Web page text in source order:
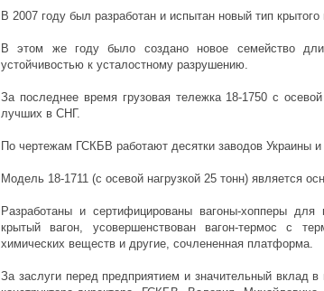
В 2007 году был разработан и испытан новый тип крытого
В этом же году было создано новое семейство
устойчивостью к усталостному разрушению.
За последнее время грузовая тележка 18-1750 с
лучших в СНГ.
По чертежам ГСКБВ работают десятки заводов Украины и
Модель 18-1711 (с осевой нагрузкой 25 тонн) является
Разработаны и сертифицированы вагоны-хопперы
крытый вагон, усовершенствован вагон-термос с
химических веществ и другие, сочлененная платформа.
За заслуги перед предприятием и значительный вклад